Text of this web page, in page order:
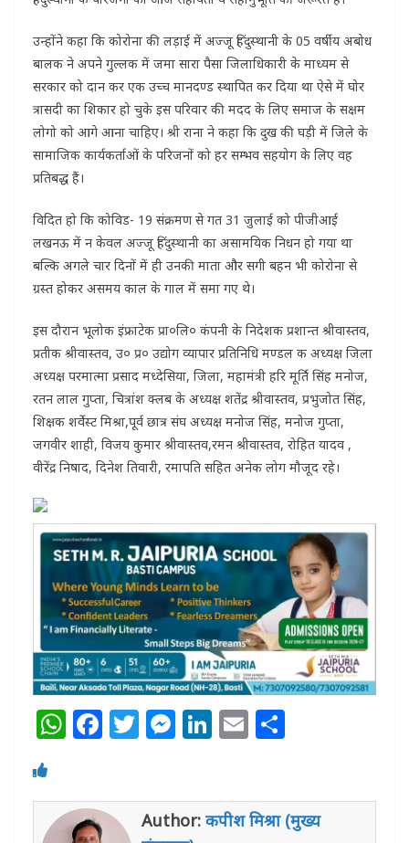
उन्होंने कहा कि कोरोना की लड़ाई में अज्जू हिंदुस्थानी के 05 वर्षीय अबोध
बालक ने अपने गुल्लक में जमा सारा पैसा जिलाधिकारी के माध्यम से
सरकार को दान कर एक उच्च मानदण्ड स्थापित कर दिया था ऐसे में घोर
त्रासदी का शिकार हो चुके इस परिवार की मदद के लिए समाज के सक्षम
लोगो को आगे आना चाहिए। श्री राना ने कहा कि दुख की घड़ी में जिले के
सामाजिक कार्यकर्ताओं के परिजनों को हर सम्भव सहयोग के लिए वह
प्रतिबद्ध हैं।
विदित हो कि कोविड- 19 संक्रमण से गत 31 जुलाई को पीजीआई
लखनऊ में न केवल अज्जू हिंदुस्थानी का असामयिक निधन हो गया था
बल्कि अगले चार दिनों में ही उनकी माता और सगी बहन भी कोरोना से
ग्रस्त होकर असमय काल के गाल में समा गए थे।
इस दौरान भूलोक इंफ्राटेक प्रा०लि० कंपनी के निदेशक प्रशान्त श्रीवास्तव,
प्रतीक श्रीवास्तव, उ० प्र० उद्योग व्यापार प्रतिनिधि मण्डल क अध्यक्ष जिला
अध्यक्ष परमात्मा प्रसाद मध्देसिया, जिला, महामंत्री हरि मूर्ति सिंह मनोज,
रतन लाल गुप्ता, चित्रांश क्लब के अध्यक्ष शतेंद्र श्रीवास्तव, प्रभुजोत सिंह,
शिक्षक शर्वेस्ट मिश्रा,पूर्व छात्र संघ अध्यक्ष मनोज सिंह, मनोज गुप्ता,
जगवीर शाही, विजय कुमार श्रीवास्तव,रमन श्रीवास्तव, रोहित यादव ,
वीरेंद्र निषाद, दिनेश तिवारी, रमापति सहित अनेक लोग मौजूद रहे।
W
s
F
e
T
e
M
e
Li
e
E
l e
Author: कपीश मिश्रा (मुख्य